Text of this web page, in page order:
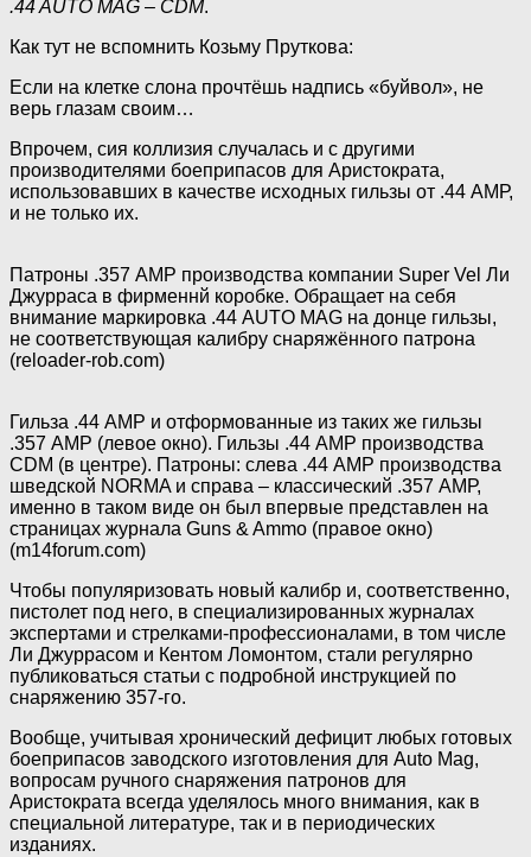
.44 AUTO MAG – CDM.
Как тут не вспомнить Козьму Пруткова:
Если на клетке слона прочтёшь надпись «буйвол», не
верь глазам своим…
Впрочем, сия коллизия случалась и с другими
производителями боеприпасов для Аристократа,
использовавших в качестве исходных гильзы от .44 АМР,
и не только их.
Патроны .357 АМР производства компании Super Vel Ли
Джурраса в фирменнй коробке. Обращает на себя
внимание маркировка .44 AUTO MAG на донце гильзы,
не соответствующая калибру снаряжённого патрона
(reloader-rob.com)
Гильза .44 АМР и отформованные из таких же гильзы
.357 АМР (левое окно). Гильзы .44 АМР производства
CDM (в центре). Патроны: слева .44 АМР производства
шведской NORMA и справа – классический .357 АМР,
именно в таком виде он был впервые представлен на
страницах журнала Guns & Ammo (правое окно)
(m14forum.com)
Чтобы популяризовать новый калибр и, соответственно,
пистолет под него, в специализированных журналах
экспертами и стрелками-профессионалами, в том числе
Ли Джуррасом и Кентом Ломонтом, стали регулярно
публиковаться статьи с подробной инструкцией по
снаряжению 357-го.
Вообще, учитывая хронический дефицит любых готовых
боеприпасов заводского изготовления для Auto Mag,
вопросам ручного снаряжения патронов для
Аристократа всегда уделялось много внимания, как в
специальной литературе, так и в периодических
изданиях.